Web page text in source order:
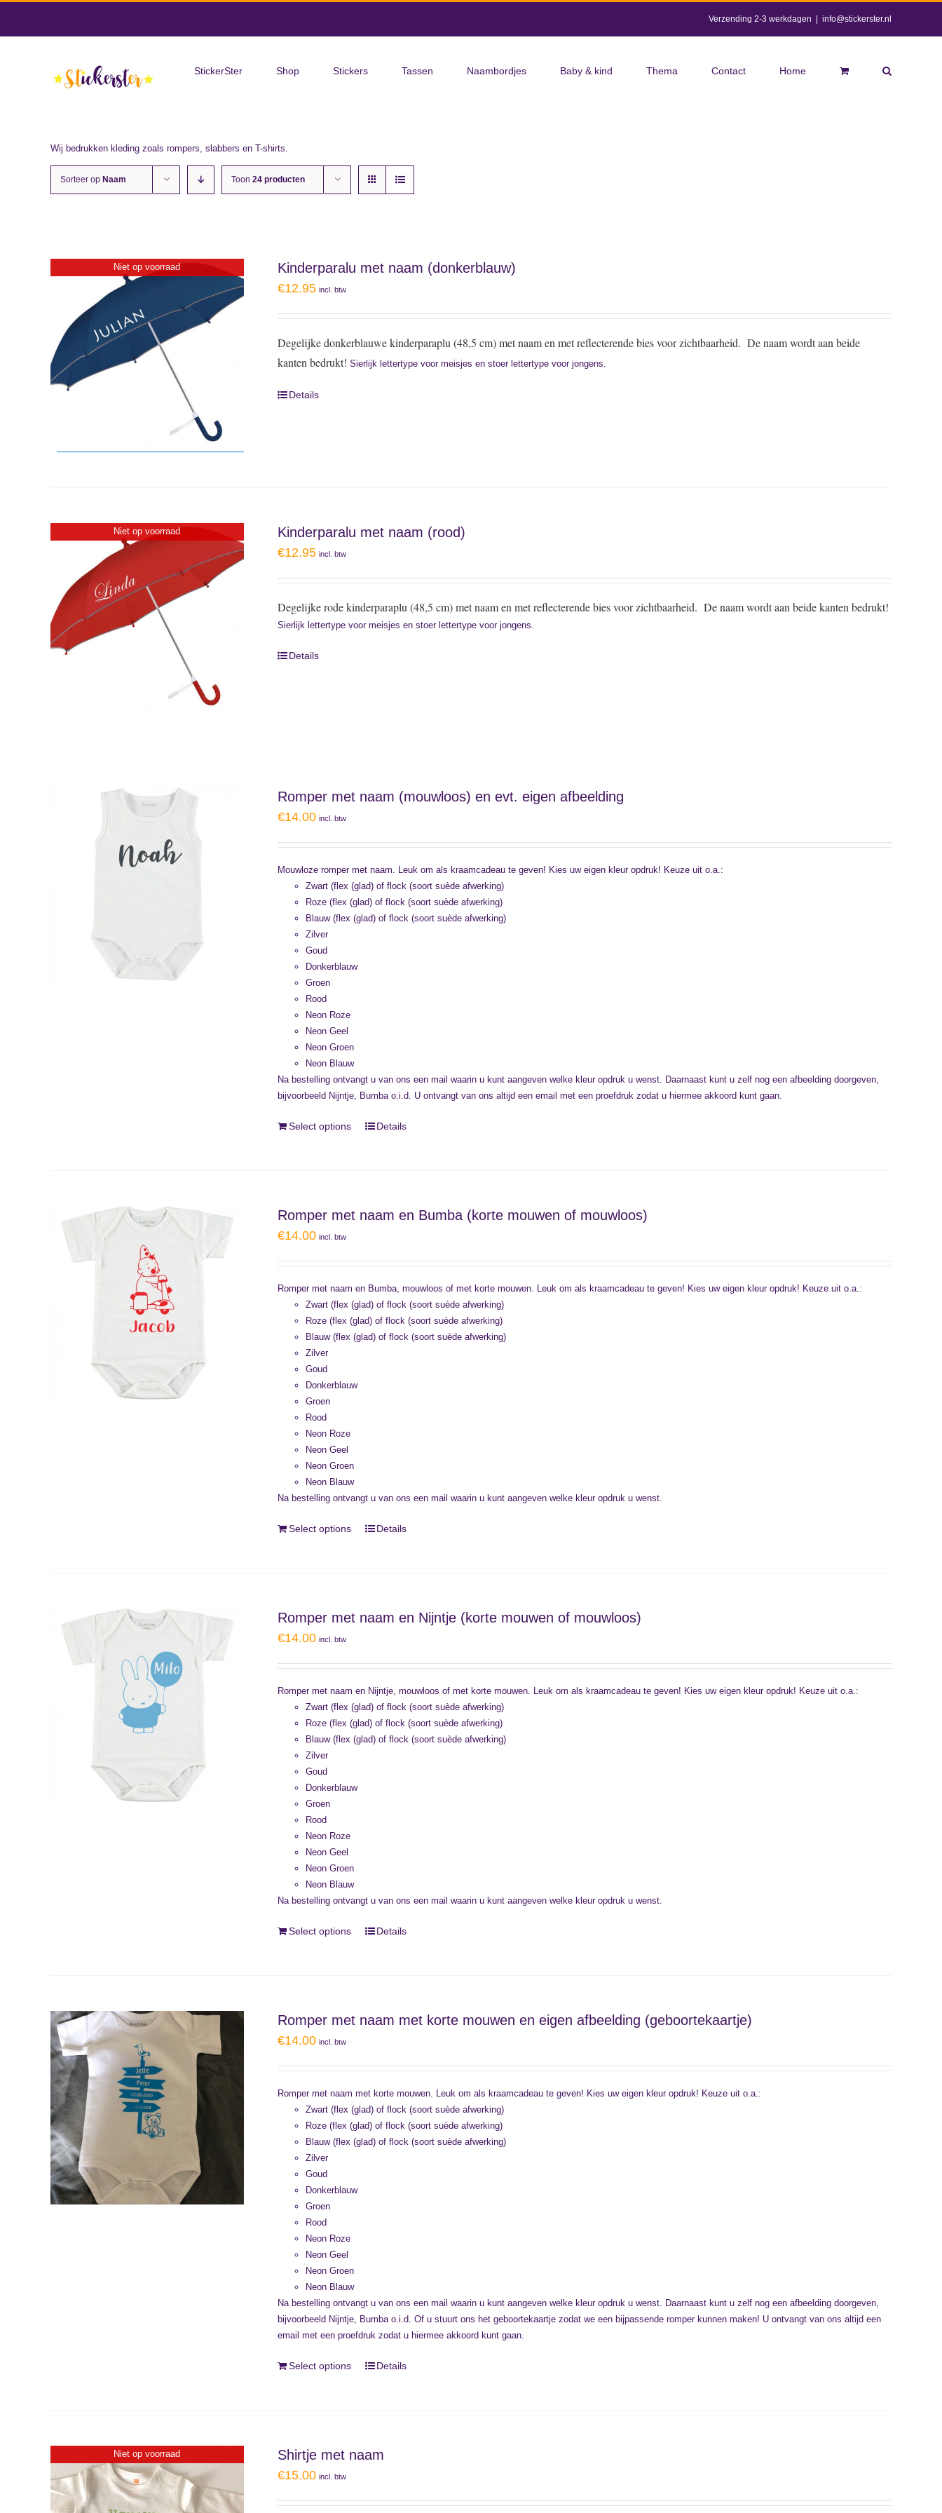
content
Verzending 2-3 werkdagen info@stickerster.nl
StickerSter Shop Stickers Tassen Naambordjes Baby & kind Thema Contact Home
Wij bedrukken kleding zoals rompers, slabbers en T-shirts.
Sorteer op Naam Toon 24 producten
Niet op voorraad Kinderparalu met naam (donkerblauw)
€12.95 incl. btw
Degelijke donkerblauwe kinderparaplu (48,5 cm) met naam en met reflecterende bies voor zichtbaarheid. De naam wordt aan beide
kanten bedrukt! Sierlijk lettertype voor meisjes en stoer lettertype voor jongens.
Details
Niet op voorraad Kinderparalu met naam (rood)
€12.95 incl. btw
Degelijke rode kinderparaplu (48,5 cm) met naam en met reflecterende bies voor zichtbaarheid. De naam wordt aan beide kanten bedrukt!
Sierlijk lettertype voor meisjes en stoer lettertype voor jongens.
Details
Romper met naam (mouwloos) en evt. eigen afbeelding
€14.00 incl. btw
Mouwloze romper met naam. Leuk om als kraamcadeau te geven! Kies uw eigen kleur opdruk! Keuze uit o.a.:
Zwart (flex (glad) of flock (soort suède afwerking)
Roze (flex (glad) of flock (soort suède afwerking)
Blauw (flex (glad) of flock (soort suède afwerking)
Zilver
Goud
Donkerblauw
Groen
Rood
Neon Roze
Neon Geel
Neon Groen
Neon Blauw
Na bestelling ontvangt u van ons een mail waarin u kunt aangeven welke kleur opdruk u wenst. Daarnaast kunt u zelf nog een afbeelding doorgeven,
bijvoorbeeld Nijntje, Bumba o.i.d. U ontvangt van ons altijd een email met een proefdruk zodat u hiermee akkoord kunt gaan.
Select options Details
Romper met naam en Bumba (korte mouwen of mouwloos)
€14.00 incl. btw
Romper met naam en Bumba, mouwloos of met korte mouwen. Leuk om als kraamcadeau te geven! Kies uw eigen kleur opdruk! Keuze uit o.a.:
Zwart (flex (glad) of flock (soort suède afwerking)
Roze (flex (glad) of flock (soort suède afwerking)
Blauw (flex (glad) of flock (soort suède afwerking)
Zilver
Goud
Donkerblauw
Groen
Rood
Neon Roze
Neon Geel
Neon Groen
Neon Blauw
Na bestelling ontvangt u van ons een mail waarin u kunt aangeven welke kleur opdruk u wenst.
Select options Details
Romper met naam en Nijntje (korte mouwen of mouwloos)
€14.00 incl. btw
Romper met naam en Nijntje, mouwloos of met korte mouwen. Leuk om als kraamcadeau te geven! Kies uw eigen kleur opdruk! Keuze uit o.a.:
Zwart (flex (glad) of flock (soort suède afwerking)
Roze (flex (glad) of flock (soort suède afwerking)
Blauw (flex (glad) of flock (soort suède afwerking)
Zilver
Goud
Donkerblauw
Groen
Rood
Neon Roze
Neon Geel
Neon Groen
Neon Blauw
Na bestelling ontvangt u van ons een mail waarin u kunt aangeven welke kleur opdruk u wenst.
Select options Details
Romper met naam met korte mouwen en eigen afbeelding (geboortekaartje)
€14.00 incl. btw
Romper met naam met korte mouwen. Leuk om als kraamcadeau te geven! Kies uw eigen kleur opdruk! Keuze uit o.a.:
Zwart (flex (glad) of flock (soort suède afwerking)
Roze (flex (glad) of flock (soort suède afwerking)
Blauw (flex (glad) of flock (soort suède afwerking)
Zilver
Goud
Donkerblauw
Groen
Rood
Neon Roze
Neon Geel
Neon Groen
Neon Blauw
Na bestelling ontvangt u van ons een mail waarin u kunt aangeven welke kleur opdruk u wenst. Daarnaast kunt u zelf nog een afbeelding doorgeven,
bijvoorbeeld Nijntje, Bumba o.i.d. Of u stuurt ons het geboortekaartje zodat we een bijpassende romper kunnen maken! U ontvangt van ons altijd een
email met een proefdruk zodat u hiermee akkoord kunt gaan.
Select options Details
Niet op voorraad Shirtje met naam
€15.00 incl. btw